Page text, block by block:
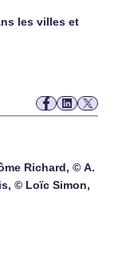
les villes et
Richard, © A.
© Loïc Simon,